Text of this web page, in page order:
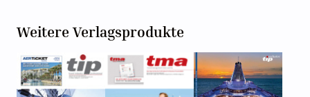
Weitere Verlagsprodukte